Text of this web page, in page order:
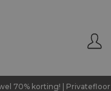
70% korting! | Privatefloor